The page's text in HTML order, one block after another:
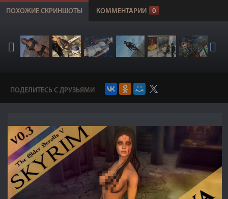
ПОХОЖИЕ СКРИНШОТЫ КОММЕНТАРИИ 0
ПОДЕЛИТЕСЬ С ДРУЗЬЯМИ